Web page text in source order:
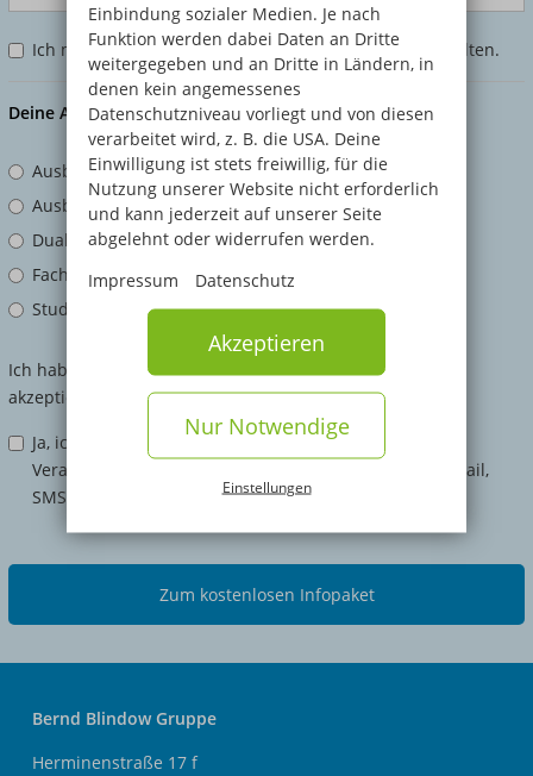
Einbindung sozialer Medien. Je nach
Funktion werden dabei Daten an Dritte
weitergegeben und an Dritte in Ländern, in
denen kein angemessenes
Datenschutzniveau vorliegt und von diesen
verarbeitet wird, z. B. die USA. Deine
Einwilligung ist stets freiwillig, für die
Nutzung unserer Website nicht erforderlich
und kann jederzeit auf unserer Seite
abgelehnt oder widerrufen werden.
Impressum
Datenschutz
Akzeptieren
Nur Notwendige
Einstellungen
Ich möchte mein Infomaterial zusätzlich per Post erhalten.
Deine Anfrage zum Bildungsangebot
Ausbildung
Ausbildungsbegleitendes Studium
Duales Studium mit Praxispartner
Fachhochschulreife und Abitur
Studium und Berufsabschluss
Ich habe die Hinweise zumDatenschutzgelesen und
akzeptiere diese.
Ja, ich möchte exklusive Infos zur Ausbildung,
Veranstaltungen und Rabattaktionen bequem per E-Mail,
SMS und WhatsApp erhalten.
Zum kostenlosen Infopaket
Bernd Blindow Gruppe
Herminenstraße 17 f